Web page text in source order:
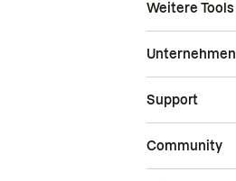
Weitere Tools
Unternehmen
Support
Community